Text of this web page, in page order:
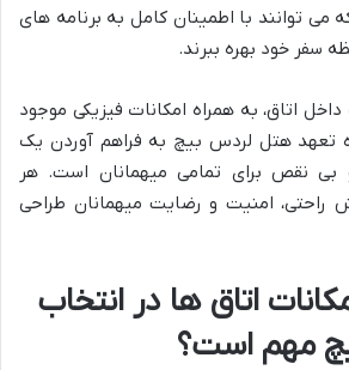
توانند با اطمینان کامل به برنامه های
سفر خود بهره ببرند.
اتاق، به همراه امکانات فیزیکی موجود
تعهد هتل لردس بیچ به فراهم آوردن یک
بی نقص برای تمامی میهمانان است. هر
راحتی، امنیت و رضایت میهمانان طراحی
اتاق ها در انتخاب
مهم است؟